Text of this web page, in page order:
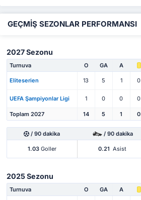
GEÇMİŞ SEZONLAR PERFORMANSI
2027 Sezonu
Turnuva O GA A
Eliteserien 13 5 1 0
UEFA Şampiyonlar Ligi 1 0 0 0
Toplam 2027 14 5 1 0
/ 90 dakika / 90 dakika
1.03Goller 0.21 Asist
2025 Sezonu
Turnuva O GA A